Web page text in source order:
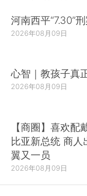
河南西平“7.30”
2026年08月09日
心智｜教孩子真
2026年08月09日
【商圈】喜欢配
比亚新总统 商人
翼又一员
2026年08月09日